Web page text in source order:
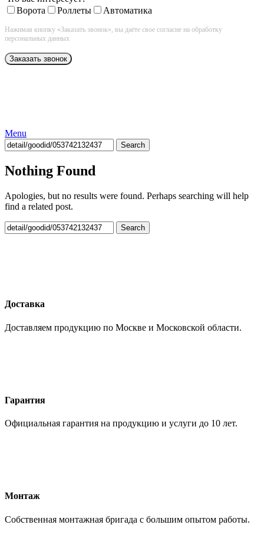
Ворота
Роллеты Автоматика
Нажимая кнопку «Заказать звонок», вы даёте свое согласие на обработку
персональных данных
Menu
Search
Nothing Found
Apologies, but no results were found. Perhaps searching will help
find a related post.
Search
Доставка
Доставляем продукцию по Москве и Московской области.
Гарантия
Официальная гарантия на продукцию и услуги до 10 лет.
Монтаж
Собственная монтажная бригада с большим опытом работы.